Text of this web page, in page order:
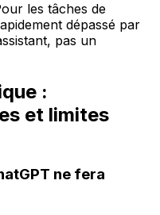
les tâches de
dépassé par
pas un
:
et limites
ne fera